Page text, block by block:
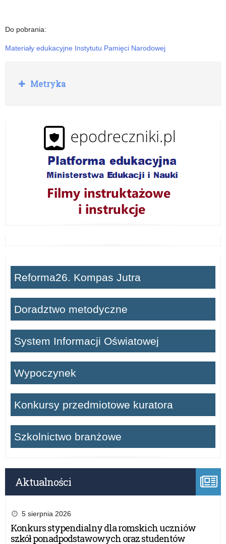
Do pobrania:
Materiały edukacyjne Instytutu Pamięci Narodowej
R
o
Metryka
Reforma26. Kompas Jutra
Doradztwo metodyczne
System Informacji Oświatowej
Wypoczynek
Konkursy przedmiotowe kuratora
Szkolnictwo branżowe
Aktualności
5 sierpnia 2026
Konkurs stypendialny dla romskich uczniów
szkół ponadpodstawowych oraz studentów